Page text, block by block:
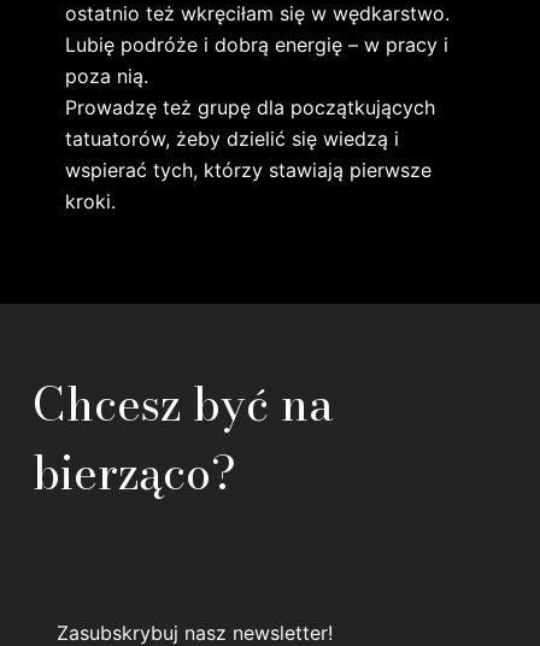
ostatnio też wkręciłam się w wędkarstwo.
Lubię podróże i dobrą energię – w pracy i
poza nią.
Prowadzę też grupę dla początkujących
tatuatorów, żeby dzielić się wiedzą i
wspierać tych, którzy stawiają pierwsze
kroki.
Chcesz być na
bierząco?
Zasubskrybuj nasz newsletter!